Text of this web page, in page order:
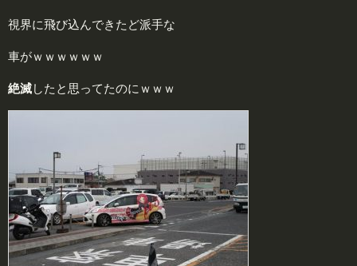
視界に飛び込んできたど派手な
車がｗｗｗｗｗｗ
絶滅したと思ってたのにｗｗｗ